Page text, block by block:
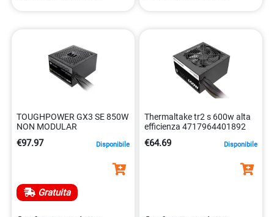
TOUGHPOWER GX3 SE 850W
NON MODULAR
€97.97 Disponibile
Gratuita
Thermaltake tr2 s 600w alta
efficienza 4717964401892
€64.69 Disponibile